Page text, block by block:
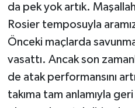
da pek yok artık.
Rosier temposuyla
Önceki maçlarda
vasattı. Ancak son
de atak performansını
takıma tam anlamıyla